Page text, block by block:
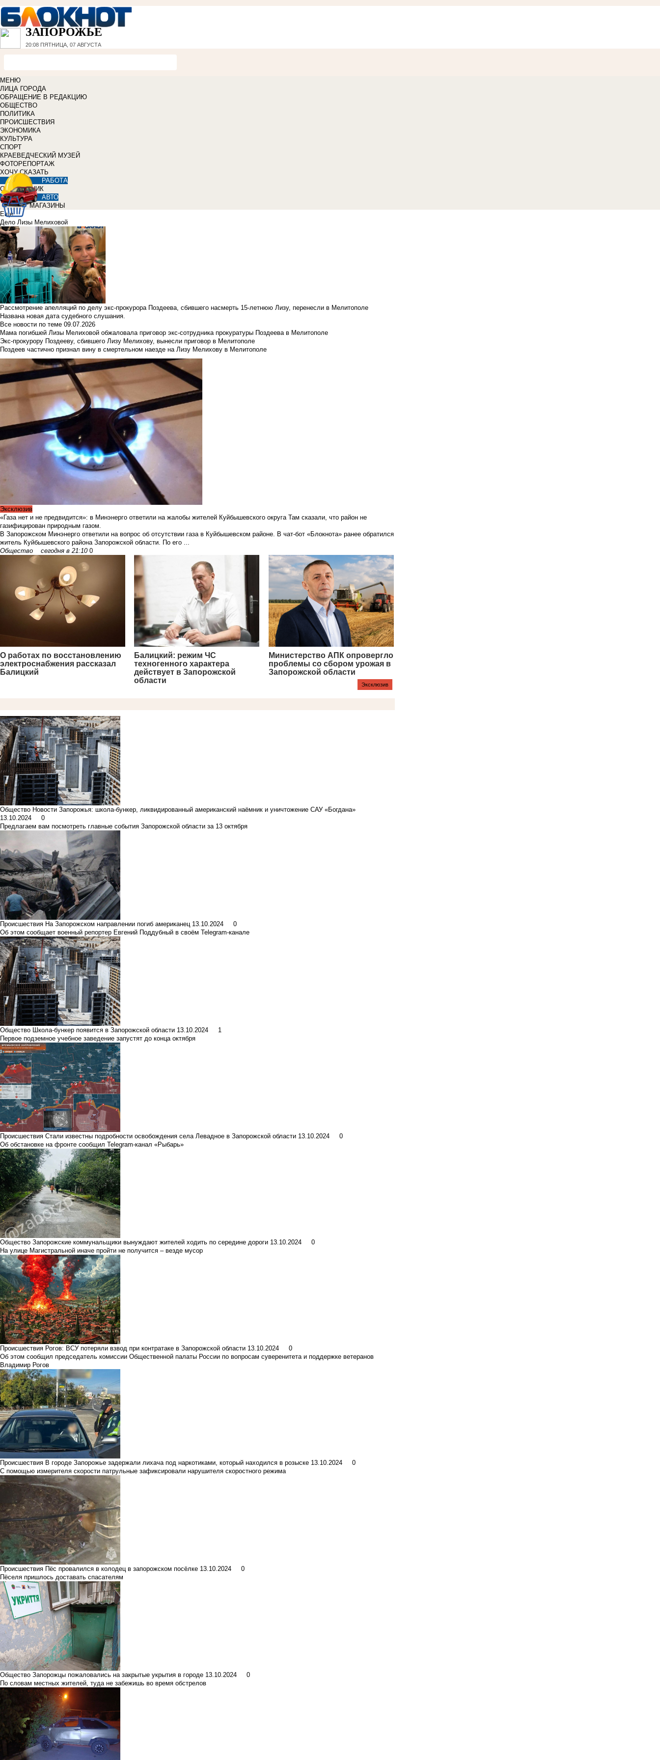
ЗАПОРОЖЬЕ
20:08 ПЯТНИЦА, 07 АВГУСТА
МЕНЮ
ЛИЦА ГОРОДА
ОБРАЩЕНИЕ В РЕДАКЦИЮ
ОБЩЕСТВО
ПОЛИТИКА
ПРОИСШЕСТВИЯ
ЭКОНОМИКА
КУЛЬТУРА
СПОРТ
КРАЕВЕДЧЕСКИЙ МУЗЕЙ
ФОТОРЕПОРТАЖ
ХОЧУ СКАЗАТЬ
РАБОТА
СПРАВОЧНИК
АВТО
МАГАЗИНЫ
Еще
Дело Лизы Мелиховой
Рассмотрение апелляций по делу экс-прокурора Поздеева, сбившего насмерть 15-летнюю Лизу, перенесли в Мелитополе
Названа новая дата судебного слушания.
Все новости по теме 09.07.2026
Мама погибшей Лизы Мелиховой обжаловала приговор экс-сотрудника прокуратуры Поздеева в Мелитополе
Экс-прокурору Поздееву, сбившего Лизу Мелихову, вынесли приговор в Мелитополе
Поздеев частично признал вину в смертельном наезде на Лизу Мелихову в Мелитополе
Эксклюзив
«Газа нет и не предвидится»: в Минэнерго ответили на жалобы жителей Куйбышевского округа Там сказали, что район не
газифицирован природным газом.
В Запорожском Минэнерго ответили на вопрос об отсутствии газа в Куйбышевском районе. В чат-бот «Блокнота» ранее обратился
житель Куйбышевского района Запорожской области. По его ...
Общество
сегодня в 21:10 0
О работах по восстановлению
электроснабжения рассказал
Балицкий
Балицкий: режим ЧС
техногенного характера
действует в Запорожской
области
Министерство АПК опровергло
проблемы со сбором урожая в
Запорожской области
Эксклюзив
Общество Новости Запорожья: школа-бункер, ликвидированный американский наёмник и уничтожение САУ «Богдана»
13.10.2024
0
Предлагаем вам посмотреть главные события Запорожской области за 13 октября
Происшествия На Запорожском направлении погиб американец 13.10.2024
0
Об этом сообщает военный репортер Евгений Поддубный в своём Telegram-канале
Общество Школа-бункер появится в Запорожской области 13.10.2024
1
Первое подземное учебное заведение запустят до конца октября
Происшествия Стали известны подробности освобождения села Левадное в Запорожской области 13.10.2024
0
Об обстановке на фронте сообщил Telegram-канал «Рыбарь»
Общество Запорожские коммунальщики вынуждают жителей ходить по середине дороги 13.10.2024
0
На улице Магистральной иначе пройти не получится – везде мусор
Происшествия Рогов: ВСУ потеряли взвод при контратаке в Запорожской области 13.10.2024
0
Об этом сообщил председатель комиссии Общественной палаты России по вопросам суверенитета и поддержке ветеранов
Владимир Рогов
Происшествия В городе Запорожье задержали лихача под наркотиками, который находился в розыске 13.10.2024
0
С помощью измерителя скорости патрульные зафиксировали нарушителя скоростного режима
Происшествия Пёс провалился в колодец в запорожском посёлке 13.10.2024
0
Пёселя пришлось доставать спасателям
Общество Запорожцы пожаловались на закрытые укрытия в городе 13.10.2024
0
По словам местных жителей, туда не забежишь во время обстрелов